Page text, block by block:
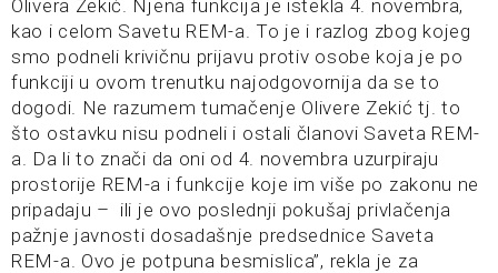
Olivera Zekić. Njena funkcija je istekla 4. novembra,
kao i celom Savetu REM-a. To je i razlog zbog kojeg
smo podneli krivičnu prijavu protiv osobe koja je po
funkciji u ovom trenutku najodgovornija da se to
dogodi. Ne razumem tumačenje Olivere Zekić tj. to
što ostavku nisu podneli i ostali članovi Saveta REM-
a. Da li to znači da oni od 4. novembra uzurpiraju
prostorije REM-a i funkcije koje im više po zakonu ne
pripadaju – ili je ovo poslednji pokušaj privlačenja
pažnje javnosti dosadašnje predsednice Saveta
REM-a. Ovo je potpuna besmislica”, rekla je za